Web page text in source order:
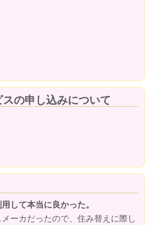
の申し込みについて
して本当に良かった。
ーカだったので、住み替えに際し